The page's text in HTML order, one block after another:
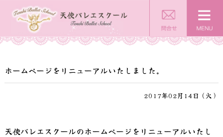
ホームページをリニューアルいたしました。
2017年02月14日（火）
天使バレエスクールのホームページをリニューアルいたし